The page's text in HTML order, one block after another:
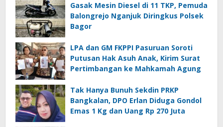
Gasak Mesin Diesel di 11 TKP, Pemuda
Balongrejo Nganjuk Diringkus Polsek
Bagor
LPA dan GM FKPPI Pasuruan Soroti
Putusan Hak Asuh Anak, Kirim Surat
Pertimbangan ke Mahkamah Agung
Tak Hanya Bunuh Sekdin PRKP
Bangkalan, DPO Erlan Diduga Gondol
Emas 1 Kg dan Uang Rp 270 Juta